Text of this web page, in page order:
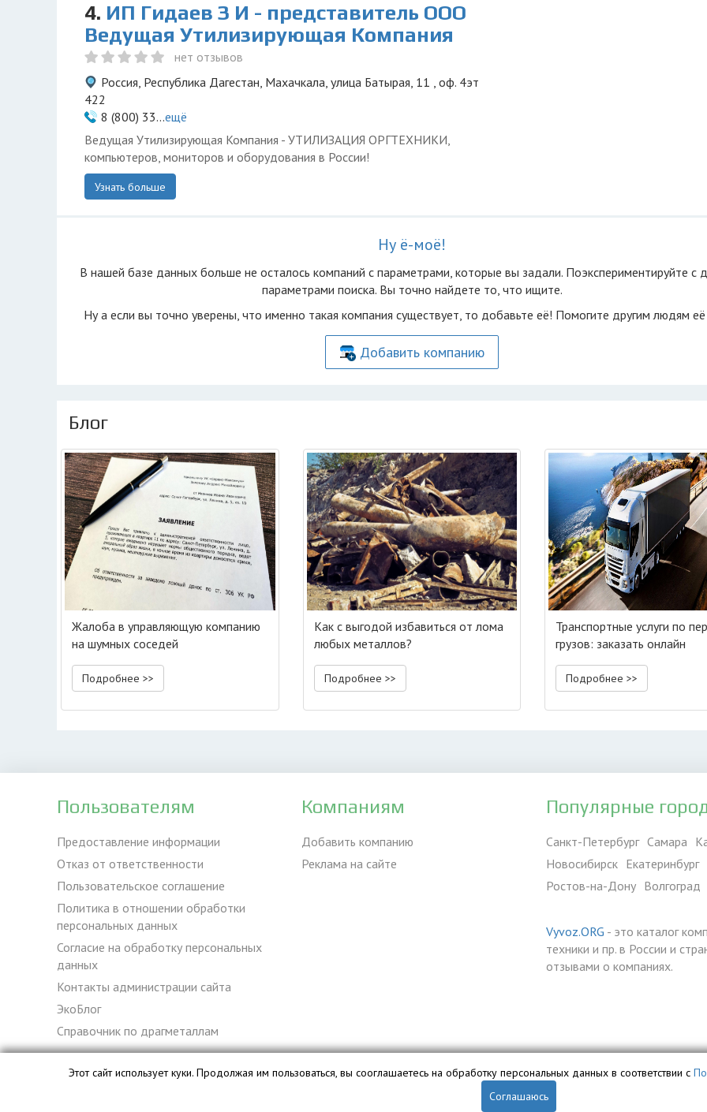
4. ИП Гидаев З И - представитель ООО
Ведущая Утилизирующая Компания
нет отзывов
Россия, Республика Дагестан, Махачкала, улица Батырая, 11 , оф. 4эт
422
8 (800) 33...ещё
Ведущая Утилизирующая Компания - УТИЛИЗАЦИЯ ОРГТЕХНИКИ,
компьютеров, мониторов и оборудования в России!
Узнать больше
Ну ё-моё!
В нашей базе данных больше не осталоcь компаний с параметрами, которые вы задали. Поэкспериментируйте с
параметрами поиска. Вы точно найдете то, что ищите.
Ну а если вы точно уверены, что именно такая компания существует, то добавьте её! Помогите другим людям
Добавить компанию
Блог
Жалоба в управляющую компанию
на шумных соседей
Подробнее >>
Как с выгодой избавиться от лома
любых металлов?
Подробнее >>
Транспортные услуги по
грузов: заказать онлайн
Подробнее >>
Пользователям
Предоставление информации
Отказ от ответственности
Пользовательское соглашение
Политика в отношении обработки
персональных данных
Согласие на обработку персональных
данных
Контакты администрации сайта
ЭкоБлог
Справочник по драгметаллам
Компаниям
Добавить компанию
Реклама на сайте
Популярные
Санкт-Петербург Самара
Новосибирск Екатеринбург
Ростов-на-Дону Волгоград
Vyvoz.ORG - это каталог
техники и пр. в России и
отзывами о компаниях.
База данных сайта vyvoz.org является интеллектуальной собственностью ООО «Профит» и охраняется законом.
Этот сайт использует куки. Продолжая им пользоваться, вы сооглашаетесь на обработку персональных данных в соответствии с
Соглашаюсь